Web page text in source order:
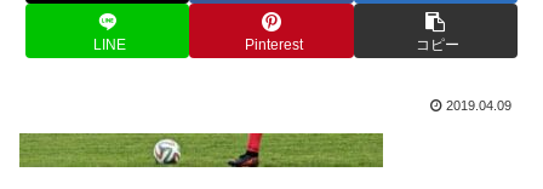
LINE Pinterest コピー
2019.04.09